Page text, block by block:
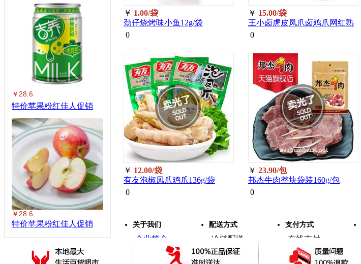
￥28.6
特价苹果粉红佳人促销
￥28.6
特价苹果粉红佳人促销
￥ 1.00/袋
劲仔烧烤味小鱼12g/袋
0
￥ 15.00/袋
王小卤虎皮凤爪卤鸡爪网红熟
食卤肉卤香味105g/袋
0
￥ 12.00/袋
有友泡椒凤爪鸡爪136g/袋
0
￥ 23.90/包
邦杰牛肉整块袋装160g/包
0
关于我们
企业简介
企业资质
配送方式
冷链配送
·全国配送
支付方式
在线支付
货到付款